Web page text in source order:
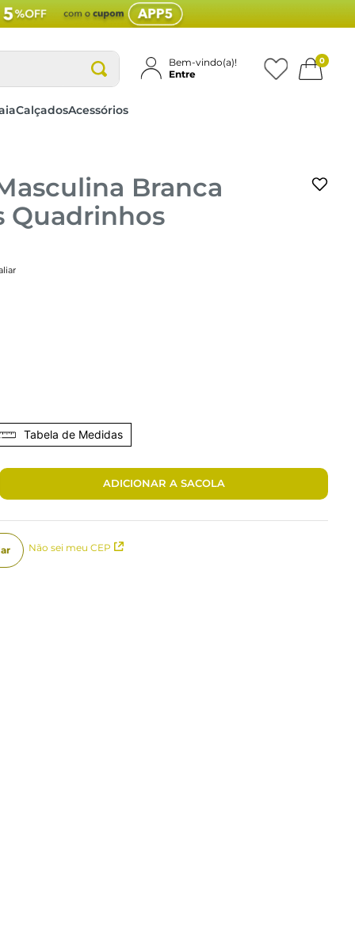
Bem-vindo(a)!
Entre
0
CalçadosAcessórios
Branca
Quadrinhos
Tabela de Medidas
ADICIONAR A SACOLA
Não sei meu CEP